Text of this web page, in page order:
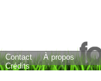
Contact
À propos
Crédits